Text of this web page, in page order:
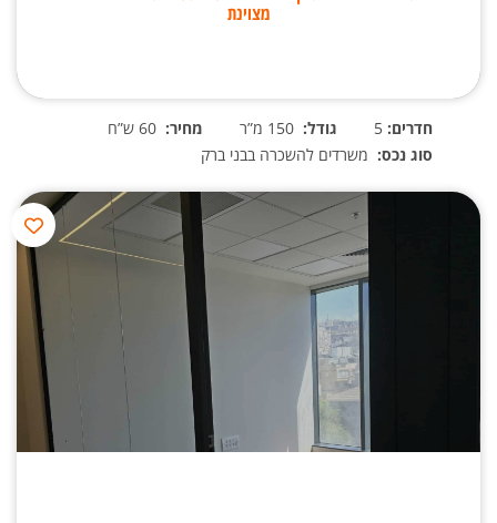
מצוינת
חדרים: גודל: מחיר:
סוג נכס: משרדים להשכרה בבני ברק